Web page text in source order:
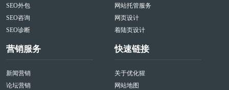
SEO外包
SEO咨询
SEO诊断
网站托管服务
网页设计
着陆页设计
营销服务
新闻营销
论坛营销
快速链接
关于优化猩
网站地图